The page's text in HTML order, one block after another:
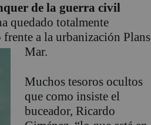
de la guerra civil
quedado totalmente
frente a la urbanización Plans
Mar.
Muchos tesoros ocultos
que como insiste el
buceador, Ricardo